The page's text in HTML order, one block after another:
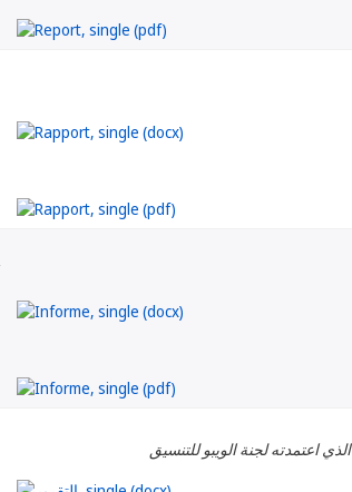
الذي اعتمدته لجنة الويبو للتنسيق